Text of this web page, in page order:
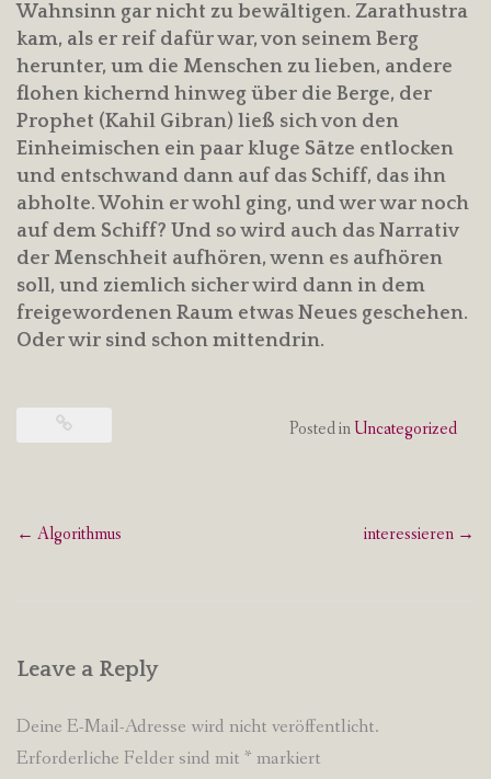
Wahnsinn gar nicht zu bewältigen. Zarathustra
kam, als er reif dafür war, von seinem Berg
herunter, um die Menschen zu lieben, andere
flohen kichernd hinweg über die Berge, der
Prophet (Kahil Gibran) ließ sich von den
Einheimischen ein paar kluge Sätze entlocken
und entschwand dann auf das Schiff, das ihn
abholte. Wohin er wohl ging, und wer war noch
auf dem Schiff? Und so wird auch das Narrativ
der Menschheit aufhören, wenn es aufhören
soll, und ziemlich sicher wird dann in dem
freigewordenen Raum etwas Neues geschehen.
Oder wir sind schon mittendrin.
Posted inUncategorized
Post
← Algorithmus interessieren →
Leave a Reply
Deine E-Mail-Adresse wird nicht veröffentlicht.
Erforderliche Felder sind mit * markiert